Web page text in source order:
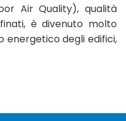
Air Quality), qualità
è divenuto molto
energetico degli edifici,